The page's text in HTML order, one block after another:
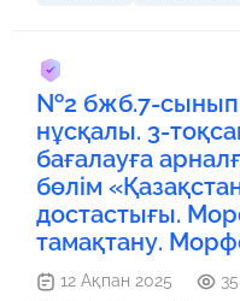
№2 бжб.7-сынып.
нұсқалы. 3-
бағалауға
бөлім
достастығы.
тамақтану.
12 Ақпан 2025